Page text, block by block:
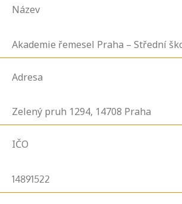
Název
Akademie řemesel Praha – Střední
Adresa
Zelený pruh 1294, 14708 Praha
IČO
14891522